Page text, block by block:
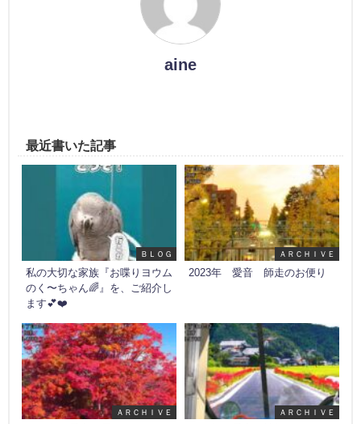
aine
最近書いた記事
ＢＬＯＧ
私の大切な家族『お喋りヨウム
のく〜ちゃん🌈』を、ご紹介し
ます💕❤️
ＡＲＣＨＩＶＥ
2023年 愛音 師走のお便り
ＡＲＣＨＩＶＥ ＡＲＣＨＩＶＥ